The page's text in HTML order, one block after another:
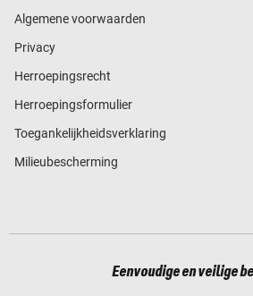
Algemene voorwaarden
Privacy
Herroepingsrecht
Herroepingsformulier
Toegankelijkheidsverklaring
Milieubescherming
Eenvoudige en veilige